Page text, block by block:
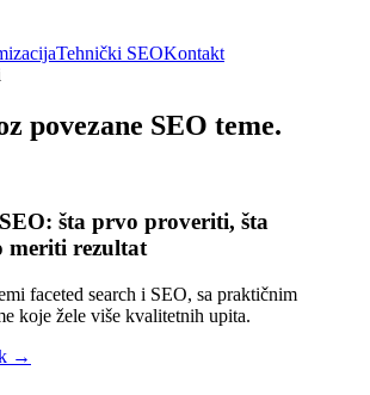
Tehnički SEOKontakt
povezane SEO teme.
šta prvo proveriti, šta
rezultat
faceted search i SEO, sa praktičnim
koje žele više kvalitetnih upita.
→